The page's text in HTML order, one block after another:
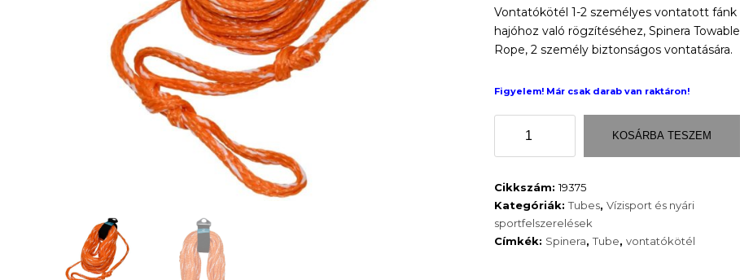
Vontatókötél 1-2 személyes vontatott fánk
hajóhoz való rögzítéséhez, Spinera Towable
Rope, 2 személy biztonságos vontatására.
Figyelem! Már csak darab van raktáron!
személyes
hoz
mennyiség
KOSÁRBA TESZEM
Cikkszám:19375
Kategóriák:Tubes, Vízisport és nyári
sportfelszerelések
Címkék: Spinera,Tube, vontatókötél